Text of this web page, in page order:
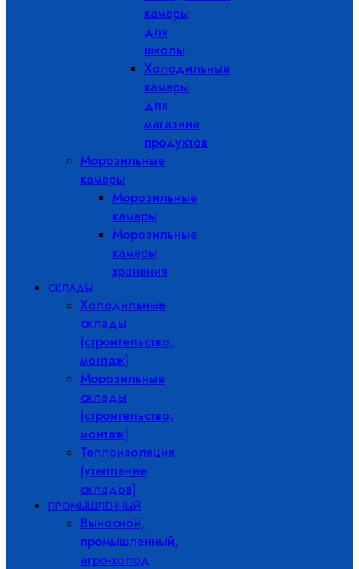
камеры
для
школы
Холодильные
камеры
для
магазина
продуктов
Морозильные
камеры
Морозильные
камеры
Морозильные
камеры
хранения
СКЛАДЫ
Холодильные
склады
(строительство,
монтаж)
Морозильные
склады
(строительство,
монтаж)
Теплоизоляция
(утепление
складов)
ПРОМЫШЛЕННЫЙ
Выносной,
промышленный,
агро-холод